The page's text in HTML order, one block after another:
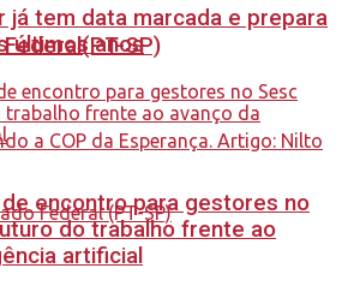
SP)
já tem data marcada e prepara
últimos anos
encontro para gestores no
do trabalho frente ao
artificial